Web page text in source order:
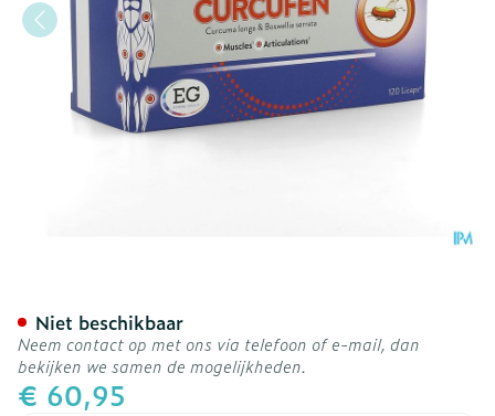
€ 60,95
Niet beschikbaar
Neem contact op met ons via telefoon of e-mail, dan
bekijken we samen de mogelijkheden.